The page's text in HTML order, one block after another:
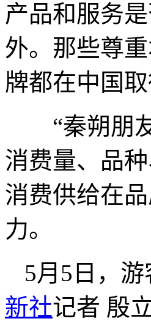
产品和服务
外。那些尊
牌都在中国取
“秦朔朋友
消费量、品
消费供给在
力。
5月5日，
新社记者 殷